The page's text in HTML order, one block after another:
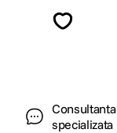
Consultanta
specializata